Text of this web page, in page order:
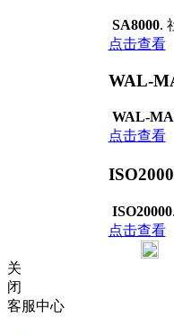
SA8000.
点击查看
WAL-
WAL-
点击查看
ISO20000
点击查看
关
闭
客服中心